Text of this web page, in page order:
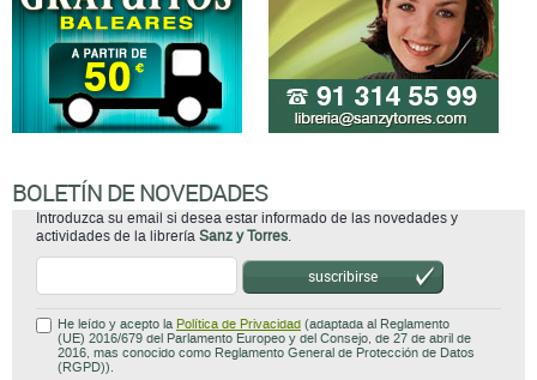
BOLETÍN DE NOVEDADES
Introduzca su email si desea estar informado de las novedades y
actividades de la librería Sanz y Torres.
suscribirse
He leído y acepto la Política de Privacidad (adaptada al Reglamento
(UE) 2016/679 del Parlamento Europeo y del Consejo, de 27 de abril de
2016, mas conocido como Reglamento General de Protección de Datos
(RGPD)).